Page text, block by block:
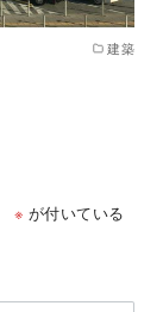
建築
※ が付いている